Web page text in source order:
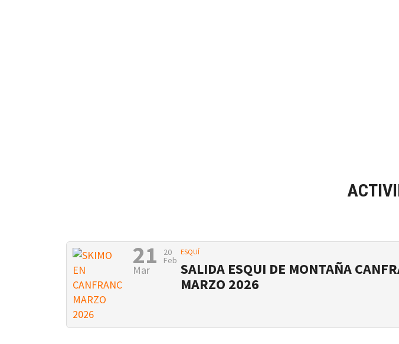
21
Mar
20
Feb
ESQUÍ
SALIDA ESQUI DE MONTAÑA
MARZO 2026